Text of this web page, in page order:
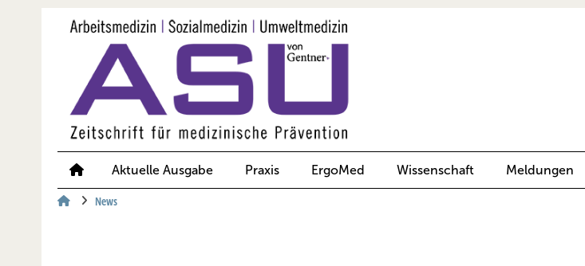
Aktuelle Ausgabe Praxis ErgoMed Wissenschaft Meldungen
News